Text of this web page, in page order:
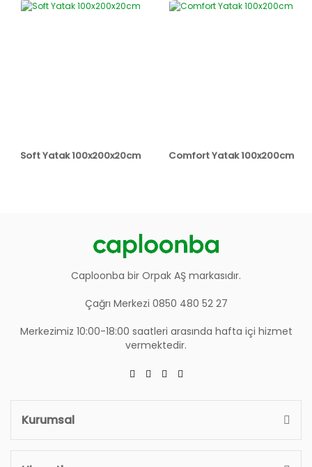
Soft Yatak 100x200x20cm Comfort Yatak 100x200cm
Caploonba bir Orpak AŞ markasıdır.
Çağrı Merkezi 0850 480 52 27
Merkezimiz 10:00-18:00 saatleri arasında hafta içi hizmet
vermektedir.
Kurumsal